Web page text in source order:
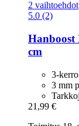
2 vaihtoehdot
5.0 (2)
Hanboost
cm
3-
3 mm
21,99 €